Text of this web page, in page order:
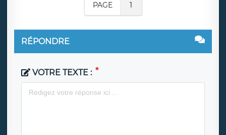
PAGE 1
RÉPONDRE
VOTRE TEXTE :